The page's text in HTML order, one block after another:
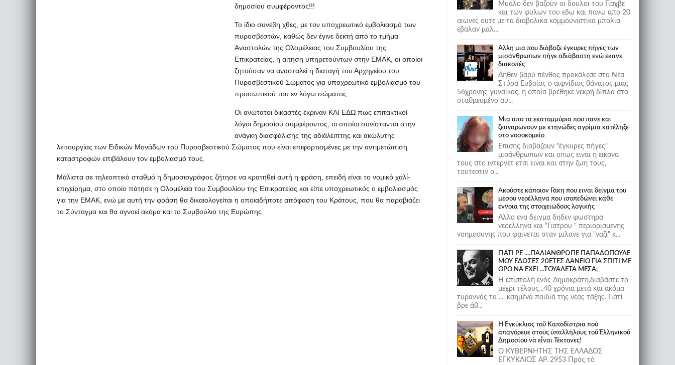
δημοσίου συμφέροντος!!!
Το ίδιο συνέβη χθες, με τον υποχρεωτικό εμβολιασμό των
πυροσβεστών, καθώς δεν έγινε δεκτή από το τμήμα
Αναστολών της Ολομέλειας του Συμβουλίου της
Επικρατείας, η αίτηση υπηρετούντων στην ΕΜΑΚ, οι οποίοι
ζητούσαν να ανασταλεί η διαταγή του Αρχηγείου του
Πυροσβεστικού Σώματος για υποχρεωτικό εμβολιασμό του
προσωπικού του εν λόγω σώματος.
Οι ανώτατοι δικαστές έκριναν ΚΑΙ ΕΔΩ πως επιτακτικοί
λόγοι δημοσίου συμφέροντος, οι οποίοι συνίστανται στην
ανάγκη διασφάλισης της αδιάλειπτης και ακώλυτης
λειτουργίας των Ειδικών Μονάδων του Πυροσβεστικού Σώματος που είναι επιφορτισμένες με την αντιμετώπιση
καταστροφών επιβάλουν τον εμβολιασμό τους.
Μάλιστα σε τηλεοπτικό σταθμό η δημοσιογράφος ζήτησε να κρατηθεί αυτή η φράση, επειδή είναι το νομικό χαλί-
επιχείρημα, στο οποίο πάτησε η Ολομέλεια του Συμβουλίου της Επικρατείας και είπε υποχρεωτικός ο εμβολιασμός
για την ΕΜΑΚ, ενώ με αυτή την φράση θα δικαιολογείται η οποιαδήποτε απόφαση του Κράτους, που θα παραβιάζει
το Σύνταγμα και θα αγνοεί ακόμα και το Συμβούλιο της Ευρώπης
Μυαλο δεν βαζουν οι δουλοι του Γιαχβε
και των φυλων του εδω και πανω απο 20
αιωνες ουτε με τα διαβολικα κομμουνιστικα μπολια
εβαλαν μαλ...
Άλλη μια που διάβαζε έγκυρες πήγες των
μισάνθρωπων πήγε αδιάβαστη ενώ έκανε
διακοπές
Δηθεν βαρύ πένθος προκάλεσε στα Νέα
Στύρα Ευβοίας ο αιφνίδιος θάνατος μιας
56χρονης γυναίκας, η οποία βρέθηκε νεκρή δίπλα στο
σταθμευμένο αυ...
Μια απο τα εκατομμύρια που πανε και
ζευγαρωνουν με κτηνώδες αγρίμια κατέληξε
στο νοσοκομείο
Επισης διαβαζουν "έγκυρες πήγες"
μισάνθρωπων και οπως ειναι η εικονα
τους στο ιντερνετ ετσι ειναι και στην ζωη τους,
τουτεστιν ο...
Ακούστε κάποιον Γάκη που ειναι δείγμα του
μέσου νεοέλληνα που ισοπεδώνει κάθε
έννοια της στοιχειώδους λογικής
Αλλο ενα δειγμα δηδεν φωστηρα
νεοελληνα και "Γιατρου " περιορισμενης
νοημοσυνης που φαινεται οταν μιλανε για "ναζι" κ...
ΓΙΑΤΙ ΡΕ ....ΠΑΛΙΑΝΘΡΩΠΕ ΠΑΠΑΔΟΠΟΥΛΕ
ΜΟΥ ΕΔΩΣΕΣ 20ΕΤΕΣ ΔΑΝΕΙΟ ΓΙΑ ΣΠΙΤΙ ΜΕ
ΟΡΟ ΝΑ ΕΧΕΙ ...ΤΟΥΑΛΕΤΑ ΜΕΣΑ;
Η επιστολή ενός Δημοκράτη,διαβάστε το
μέχρι τέλους...40 χρόνια μετά και ακόμα
τυραννάς τα .... καημένα παιδιά της νέας τάξης. Γιατί
βρε άθ...
Ἡ Ἐγκύκλιος τοῦ Καποδίστρια ποὺ
ἀπαγόρευε στοὺς ὑπαλλήλους τοῦ Ἑλληνικοῦ
Δημοσίου νὰ εἶναι Τέκτονες!
Ο ΚΥΒΕΡΝΗΤΗΣ ΤΗΣ ΕΛΛΑΔΟΣ
ΕΓΚΥΚΛΙΟΣ ΑΡ. 2953 Πρὸς τὸ